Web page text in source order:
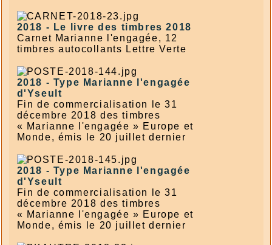
2018 - Le livre des timbres 2018
Carnet Marianne l'engagée, 12
timbres autocollants Lettre Verte
2018 - Type Marianne l'engagée
d'Yseult
Fin de commercialisation le 31
décembre 2018 des timbres
« Marianne l'engagée » Europe et
Monde, émis le 20 juillet dernier
2018 - Type Marianne l'engagée
d'Yseult
Fin de commercialisation le 31
décembre 2018 des timbres
« Marianne l'engagée » Europe et
Monde, émis le 20 juillet dernier